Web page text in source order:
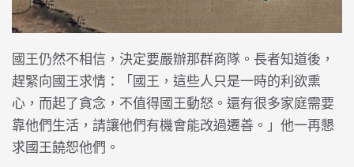
國王仍然不相信，決定要嚴辦那群商隊。長者知道後，
趕緊向國王求情：「國王，這些人只是一時的利欲熏
心，而起了貪念，不值得國王動怒。還有很多家庭需要
靠他們生活，請讓他們有機會能改過遷善。」他一再懇
求國王饒恕他們。